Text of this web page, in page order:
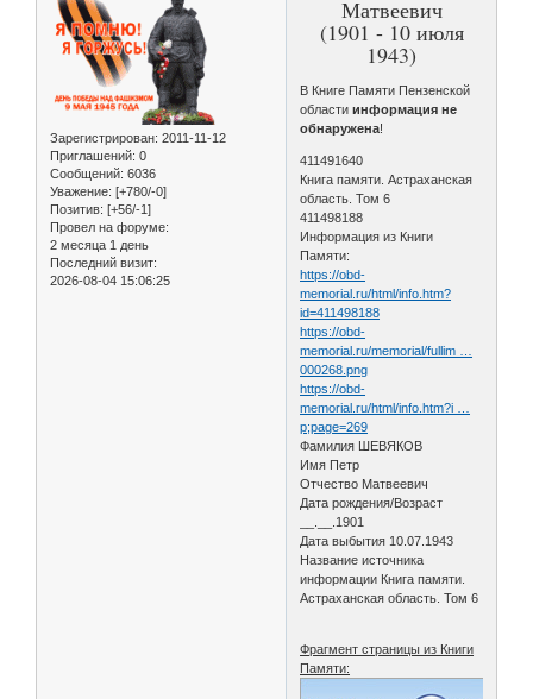
Зарегистрирован: 2011-11-12
Приглашений: 0
Сообщений: 6036
Уважение: [+780/-0]
Позитив: [+56/-1]
Провел на форуме:
2 месяца 1 день
Последний визит:
2026-08-04 15:06:25
Матвеевич
(1901 - 10 июля
1943)
В Книге Памяти Пензенской
областиинформация не
обнаружена!
411491640
Книга памяти. Астраханская
область. Том 6
411498188
Информация из Книги
Памяти:
https://obd-
memorial.ru/html/info.htm?
id=411498188
https://obd-
memorial.ru/memorial/fullim …
000268.png
https://obd-
memorial.ru/html/info.htm?i …
p;page=269
Фамилия ШЕВЯКОВ
Имя Петр
Отчество Матвеевич
Дата рождения/Возраст
__.__.1901
Дата выбытия 10.07.1943
Название источника
информации Книга памяти.
Астраханская область. Том 6
Фрагмент страницы из Книги
Памяти: